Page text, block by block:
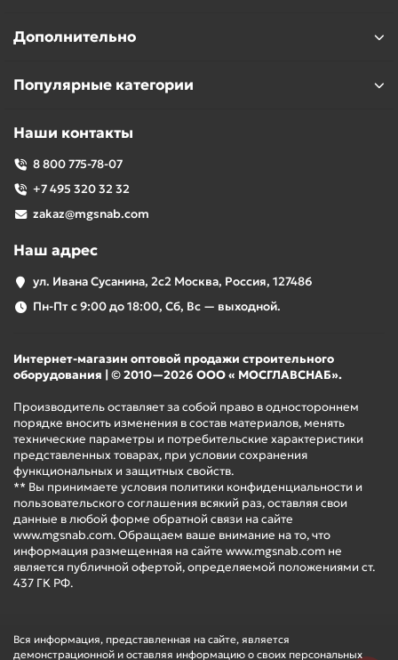
Вся информация, представленная на сайте, является
демонстрационной и оставляя информацию о своих персональных
Дополнительно
Популярные категории
Наши контакты
8 800 775-78-07
+7 495 320 32 32
zakaz@mgsnab.com
Наш адрес
ул. Ивана Сусанина, 2с2 Москва, Россия, 127486
Пн-Пт с 9:00 до 18:00, Сб, Вс — выходной.
Интернет-магазин оптовой продажи строительного
оборудования | © 2010—2026 ООО « МОСГЛАВСНАБ».
Производитель оставляет за собой право в одностороннем
порядке вносить изменения в состав материалов, менять
технические параметры и потребительские характеристики
представленных товарах, при условии сохранения
функциональных и защитных свойств.
** Вы принимаете условия политики конфиденциальности и
пользовательского соглашения всякий раз, оставляя свои
данные в любой форме обратной связи на сайте
www.mgsnab.com. Обращаем ваше внимание на то, что
информация размещенная на сайте www.mgsnab.com не
является публичной офертой, определяемой положениями ст.
437 ГК РФ.